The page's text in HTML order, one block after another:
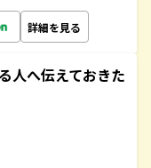
詳細を見る
人へ伝えておきた